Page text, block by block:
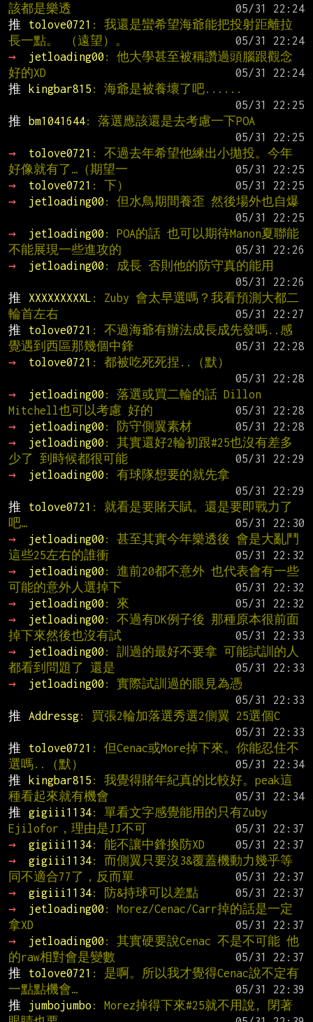
該都是樂透
推
tolove0721 : 我還是蠻希望海爺能把投射距離拉
長一點。 （遠望）。
→
jetloading00 : 他大學甚至被稱讚過頭腦跟觀念
好的XD
推
kingbar815 : 海爺是被養壞了吧......
推
bm1041644: 落選應該還是去考慮一下POA
→
tolove0721 : 不過去年希望他練出小拋投。今年
好像就有了…（期望一
→
tolove0721 : 下）
→
jetloading00 : 但水鳥期間養歪 然後場外也自爆
→
jetloading00 : POA的話 也可以期待Manon夏聯能
不能展現一些進攻的
→
jetloading00 : 成長 否則他的防守真的能用
推
XXXXXXXXXL : Zuby 會太早選嗎？我看預測大都二
輪首左右
推
tolove0721 : 不過海爺有辦法成長成先發嗎..感
覺遇到西區那幾個中鋒
→
tolove0721 : 都被吃死死捏..（默）
→
jetloading00 : 落選或買二輪的話 Dillon
Mitchell也可以考慮 好的
→
jetloading00 : 防守側翼素材
→
jetloading00 : 其實還好2輪初跟#25也沒有差多
少了 到時候都很可能
→
jetloading00 : 有球隊想要的就先拿
推
tolove0721 : 就看是要賭天賦。還是要即戰力了
吧…
→
jetloading00 : 甚至其實今年樂透後 會是大亂鬥
這些25左右的誰衝
→
jetloading00 : 進前20都不意外 也代表會有一些
可能的意外人選掉下
→
jetloading00 : 來
→
jetloading00 : 不過有DK例子後 那種原本很前面
掉下來然後也沒有試
→
jetloading00 : 訓過的最好不要拿 可能試訓的人
都看到問題了 還是
→
jetloading00 : 實際試訓過的眼見為憑
推
Addressg: 買張2輪加落選秀選2側翼 25選個C
推
tolove0721 : 但Cenac或More掉下來。你能忍住不
選嗎..（默）
推
kingbar815 : 我覺得賭年紀真的比較好。peak這
種看起來就有機會
推
gigiii1134: 單看文字感覺能用的只有Zuby
Ejilofor，理由是JJ不可
→
gigiii1134: 能不讓中鋒換防XD
→
gigiii1134: 而側翼只要沒3&覆蓋機動力幾乎等
同不適合77了，反而單
→
gigiii1134: 防&持球可以差點
→
jetloading00 : Morez/Cenac/Carr掉的話是一定
拿XD
→
jetloading00 : 其實硬要說Cenac 不是不可能 他
的raw相對會是變數
推
tolove0721 : 是啊。所以我才覺得Cenac說不定有
一點點機會…
推
jumbojumbo : Morez掉得下來#25就不用說, 閉著